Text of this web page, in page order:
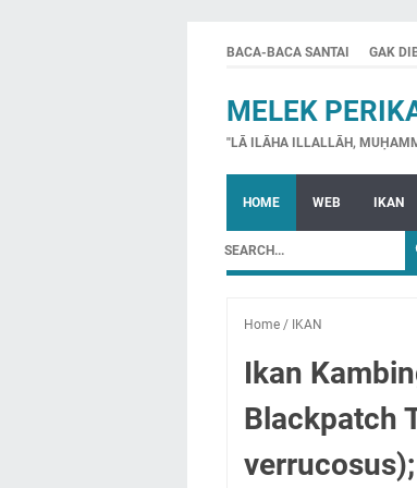
BACA-BACA SANTAI GAK
MELEK
"LĀ ILĀHA ILLALLĀH,
HOME WEB IKAN
Home / IKAN
Ikan
Blackpatch